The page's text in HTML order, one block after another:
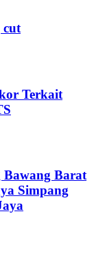
cut
Terkait
Bawang Barat
Simpang